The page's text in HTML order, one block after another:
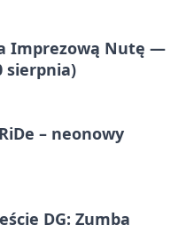
Imprezową Nutę —
sierpnia)
– neonowy
DG: Zumba